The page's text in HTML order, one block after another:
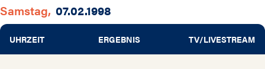
Samstag, 07.02.1998
UHRZEIT ERGEBNIS TV/LIVESTREAM